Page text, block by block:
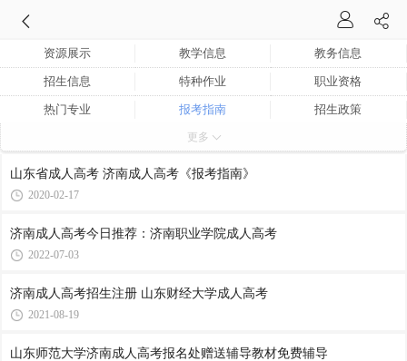
资源展示 教学信息 教务信息
招生信息 特种作业 职业资格
热门专业 报考指南 招生政策
新闻动态
更多
山东省成人高考 济南成人高考《报考指南》
2020-02-17
济南成人高考今日推荐：济南职业学院成人高考
2022-07-03
济南成人高考招生注册 山东财经大学成人高考
2021-08-19
山东师范大学济南成人高考报名处赠送辅导教材免费辅导